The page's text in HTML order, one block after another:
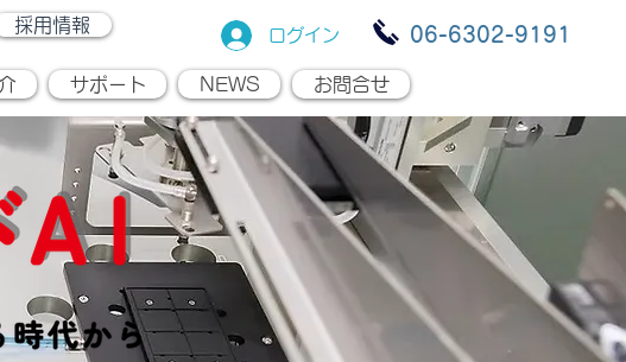
採用情報 ログイン 06-6302-9191
サポート NEWS お問合せ